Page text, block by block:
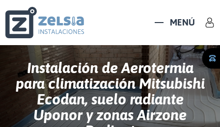
MENÚ
Instalación de Aerotermia
para climatización Mitsubishi
Ecodan, suelo radiante
Uponor y zonas Airzone